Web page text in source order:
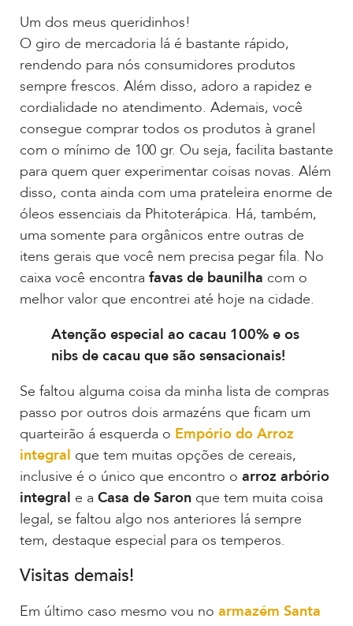
Um dos meus queridinhos!
O giro de mercadoria lá é bastante rápido,
rendendo para nós consumidores produtos
sempre frescos. Além disso, adoro a rapidez e
cordialidade no atendimento. Ademais, você
consegue comprar todos os produtos à granel
com o mínimo de 100 gr. Ou seja, facilita bastante
para quem quer experimentar coisas novas. Além
disso, conta ainda com uma prateleira enorme de
óleos essenciais da Phitoterápica. Há, também,
uma somente para orgânicos entre outras de
itens gerais que você nem precisa pegar fila. No
caixa você encontra favas de baunilha com o
melhor valor que encontrei até hoje na cidade.
Atenção especial ao cacau 100% e os
nibs de cacau que são sensacionais!
Se faltou alguma coisa da minha lista de compras
passo por outros dois armazéns que ficam um
quarteirão á esquerda o Empório do Arroz
integral que tem muitas opções de cereais,
inclusive é o único que encontro o arroz arbório
integral e a Casa de Saron que tem muita coisa
legal, se faltou algo nos anteriores lá sempre
tem, destaque especial para os temperos.
Visitas demais!
Em último caso mesmo vou no armazém Santa